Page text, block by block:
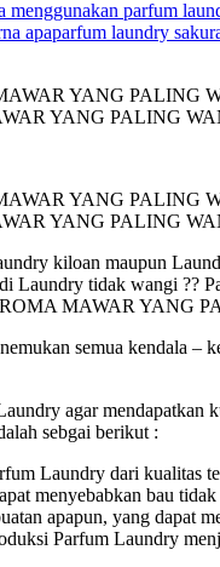
menggunakan parfum
apaparfum laundry
YANG PALING
YANG PALING
kiloan maupun
Laundry tidak wangi ??
MAWAR YANG
semua kendala –
agar
sebgai berikut :
Laundry dari kualitas
menyebabkan bau
apapun, yang dapat
Parfum Laundry